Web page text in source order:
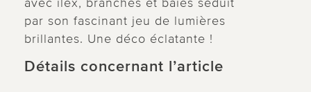
par son fascinant jeu de lumières
brillantes. Une déco éclatante !
Détails concernant l’article